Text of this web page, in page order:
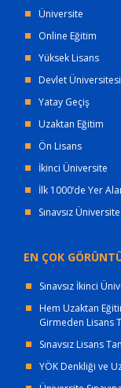
Üniversite
Online Eğitim
Yüksek Lisans
Devlet Üniversitesi
Yatay Geçiş
Uzaktan Eğitim
Ön Lisans
İkinci Üniversite
İlk 1000’de Yer
Sınavsız Üniversite
EN ÇOK
Sınavsız İkinci
Hem Uzaktan
Girmeden Lisans
Sınavsız Lisans
YÖK Denkliği ve